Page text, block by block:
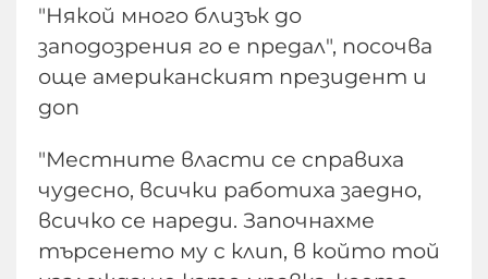
"Някой много близък до
заподозрения го е предал", посочва
още американският президент и
доп
"Местните власти се справиха
чудесно, всички работиха заедно,
всичко се нареди. Започнахме
търсенето му с клип, в който той